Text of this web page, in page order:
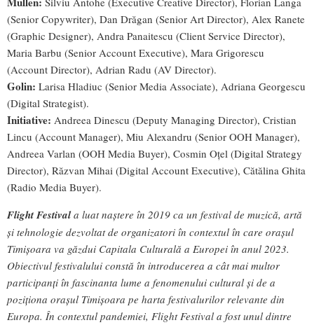
(Senior Copywriter), Dan Drăgan (Senior Art Director), Alex Ranete
(Graphic Designer), Andra Panaitescu (Client Service Director),
Maria Barbu (Senior Account Executive), Mara Grigorescu
(Account Director), Adrian Radu (AV Director).
Golin: Larisa Hladiuc (Senior Media Associate), Adriana Georgescu
(Digital Strategist).
Initiative: Andreea Dinescu (Deputy Managing Director), Cristian
Lincu (Account Manager), Miu Alexandru (Senior OOH Manager),
Andreea Varlan (OOH Media Buyer), Cosmin Oțel (Digital Strategy
Director), Răzvan Mihai (Digital Account Executive), Cătălina Ghita
(Radio Media Buyer).
Flight Festivala luat naștere în 2019 ca un festival de muzică, artă
și tehnologie dezvoltat de organizatori în contextul în care orașul
Timișoara va găzdui Capitala Culturală a Europei în anul 2023.
Obiectivul festivalului constă în introducerea a cât mai multor
participanți în fascinanta lume a fenomenului cultural și de a
poziționa orașul Timișoara pe harta festivalurilor relevante din
Europa. În contextul pandemiei, Flight Festival a fost unul dintre